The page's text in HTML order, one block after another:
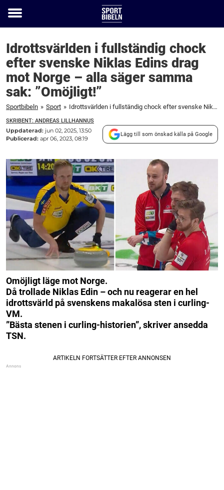
Toggle
Idrottsvärlden i fullständig chock
efter svenske Niklas Edins drag
mot Norge – alla säger samma
sak: ”Omöjligt!”
Sportbibeln » Sport » Idrottsvärlden i fullständig chock efter svenske Niklas Edins drag mot Norge – alla säger samma sak: ”Omöjligt!”
SKRIBENT: ANDREAS LILLHANNUS
Uppdaterad: jun 02, 2025, 13:50
Publicerad: apr 06, 2023, 08:19
Lägg till som önskad källa på Google
Omöjligt läge mot Norge.
Då trollade Niklas Edin – och nu reagerar en hel
idrottsvärld på svenskens makalösa sten i curling-
VM.
”Bästa stenen i curling-historien”, skriver ansedda
TSN.